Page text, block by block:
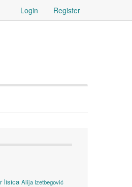
Login Register
lisica Alija Izetbegović